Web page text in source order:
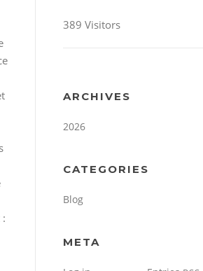
389 Visitors
ARCHIVES
2026
CATEGORIES
Blog
META